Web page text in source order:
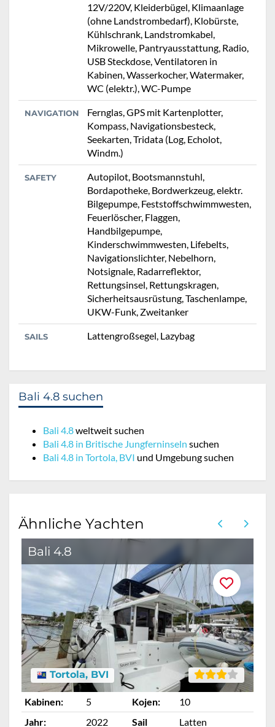
12V/220V, Kleiderbügel, Klimaanlage
(ohne Landstrombedarf), Klobürste,
Kühlschrank, Landstromkabel,
Mikrowelle, Pantryausstattung, Radio,
USB Steckdose, Ventilatoren in
Kabinen, Wasserkocher, Watermaker,
WC (elektr.), WC-Pumpe
NAVIGATION
Fernglas, GPS mit Kartenplotter,
Kompass, Navigationsbesteck,
Seekarten, Tridata (Log, Echolot,
Windm.)
SAFETY
Autopilot, Bootsmannstuhl,
Bordapotheke, Bordwerkzeug, elektr.
Bilgepumpe, Feststoffschwimmwesten,
Feuerlöscher, Flaggen,
Handbilgepumpe,
Kinderschwimmwesten, Lifebelts,
Navigationslichter, Nebelhorn,
Notsignale, Radarreflektor,
Rettungsinsel, Rettungskragen,
Sicherheitsausrüstung, Taschenlampe,
UKW-Funk, Zweitanker
SAILS Lattengroßsegel, Lazybag
Bali 4.8 suchen
Bali 4.8weltweit suchen
Bali 4.8 in Britische Jungferninseln suchen
Bali 4.8 in Tortola, BVI und Umgebung suchen
Ähnliche Yachten
Bali 4.8
Tortola, BVI
Kabinen: 5 Kojen:
10
Jahr:
2022 Sail Latten